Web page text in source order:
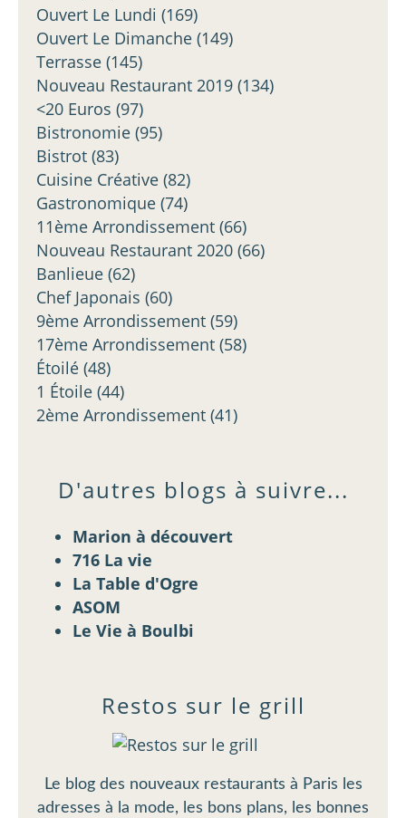
Ouvert Le Lundi (169)
Ouvert Le Dimanche (149)
Terrasse (145)
Nouveau Restaurant 2019 (134)
<20 Euros (97)
Bistronomie (95)
Bistrot (83)
Cuisine Créative (82)
Gastronomique (74)
11ème Arrondissement (66)
Nouveau Restaurant 2020 (66)
Banlieue (62)
Chef Japonais (60)
9ème Arrondissement (59)
17ème Arrondissement (58)
Étoilé (48)
1 Étoile (44)
2ème Arrondissement (41)
Restos sur le grill
Le blog des nouveaux restaurants à Paris les
adresses à la mode, les bons plans, les bonnes
D'autres blogs à suivre...
Marion à découvert
716 La vie
La Table d'Ogre
ASOM
Le Vie à Boulbi